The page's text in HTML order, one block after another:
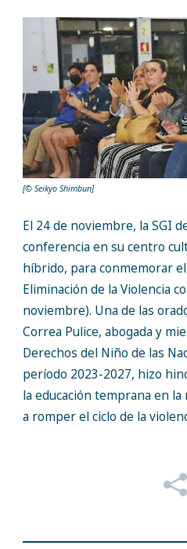
[© Seikyo Shimbun]
El 24 de noviembre, la SGI
conferencia en su centro
híbrido, para conmemorar
Eliminación de la Violencia
noviembre). Una de las
Correa Pulice, abogada y
Derechos del Niño de las
período 2023-2027, hizo
la educación temprana en
a romper el ciclo de la